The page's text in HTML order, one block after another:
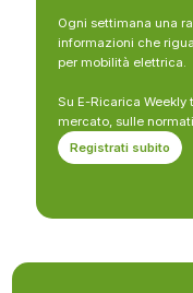
Ogni settimana una
informazioni che
per mobilità elettrica.
Su E-Ricarica
mercato, sulle
Registrati subito